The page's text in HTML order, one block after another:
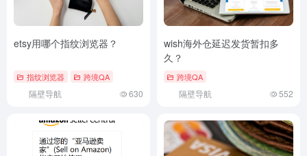
etsy用哪个指纹浏览器？
指纹浏览器 跨境QA
隔壁导航 630
wish海外仓延迟发货暂扣多
久？
跨境QA
隔壁导航 552